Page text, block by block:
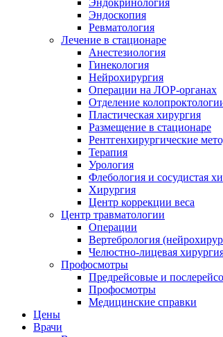
Эндокринология
Эндоскопия
Ревматология
Лечение в стационаре
Анестезиология
Гинекология
Нейрохирургия
Операции на ЛОР-органах
Отделение
Пластическая хирургия
Размещение в стационаре
Рентгенхирургические
Терапия
Урология
Флебология и сосудистая
Хирургия
Центр коррекции веса
Центр травматологии
Операции
Вертебрология
Челюстно-лицевая
Профосмотры
Предрейсовые и
Профосмотры
Медицинские справки
Цены
Врачи